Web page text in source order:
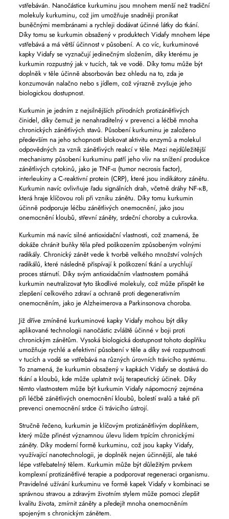
vstřebáván. Nanočástice kurkuminu jsou mnohem menší než tradiční
molekuly kurkuminu, což jim umožňuje snadněji pronikat
buněčnými membránami a rychleji dodávat účinné látky do tkání.
Díky tomu se kurkumin obsažený v produktech Vidafy mnohem lépe
vstřebává a má větší účinnost v působení. A co víc, kurkuminové
kapky Vidafy se vyznačují jedinečným složením, díky kterému je
kurkumin rozpustný jak v tucích, tak ve vodě. Díky tomu může být
doplněk v těle účinně absorbován bez ohledu na to, zda je
konzumován nalačno nebo s jídlem, což výrazně zvyšuje jeho
biologickou dostupnost.
Kurkumin je jedním z nejsilnějších přírodních protizánětlivých
činidel, díky čemuž je nenahraditelný v prevenci a léčbě mnoha
chronických zánětlivých stavů. Působení kurkuminu je založeno
především na jeho schopnosti blokovat aktivitu enzymů a molekul
odpovědných za vznik zánětlivých reakcí v těle. Mezi nejdůležitější
mechanismy působení kurkuminu patří jeho vliv na snížení produkce
zánětlivých cytokinů, jako je TNF-α (tumor necrosis factor),
interleukiny a C-reaktivní protein (CRP), které jsou indikátory zánětu.
Kurkumin navíc ovlivňuje řadu signálních drah, včetně dráhy NF-κB,
která hraje klíčovou roli při vzniku zánětu. Díky tomu kurkumin
účinně podporuje léčbu zánětlivých onemocnění, jako jsou
onemocnění kloubů, střevní záněty, srdeční choroby a cukrovka.
Kurkumin má navíc silné antioxidační vlastnosti, což znamená, že
dokáže chránit buňky těla před poškozením způsobeným volnými
radikály. Chronický zánět vede k tvorbě velkého množství volných
radikálů, které následně přispívají k poškození tkání a urychlují
proces stárnutí. Díky svým antioxidačním vlastnostem pomáhá
kurkumin neutralizovat tyto škodlivé molekuly, což může přispět ke
zlepšení celkového zdraví a ochraně proti degenerativním
onemocněním, jako je Alzheimerova a Parkinsonova choroba.
Již dříve zmíněné kurkuminové kapky Vidafy mohou být díky
aplikované technologii nanočástic zvláště účinné v boji proti
chronickým zánětům. Vysoká biologická dostupnost tohoto doplňku
umožňuje rychlé a efektivní působení v těle a díky své rozpustnosti
v tucích a vodě se vstřebává na různých úrovních trávicího systému.
To znamená, že kurkumin obsažený v kapkách Vidafy se dostává do
tkání a kloubů, kde může uplatnit svůj terapeutický účinek. Díky
těmto vlastnostem může být kurkumin Vidafy nápomocný zejména
při léčbě zánětlivých onemocnění kloubů, bolestí svalů a také při
prevenci onemocnění srdce či trávicího ústrojí.
Stručně řečeno, kurkumin je klíčovým protizánětlivým doplňkem,
který může přinést významnou úlevu lidem trpícím chronickými
záněty. Díky moderní formě kurkuminu, což jsou kapky Vidafy,
využívající nanotechnologii, je doplněk nejen účinnější, ale také
lépe vstřebatelný tělem. Kurkumin může být důležitým prvkem
komplexní protizánětlivé terapie a podporovat regeneraci organismu.
Pravidelné užívání kurkuminu ve formě kapek Vidafy v kombinaci se
správnou stravou a zdravým životním stylem může pomoci zlepšit
kvalitu života, zmírnit záněty a předejít mnoha onemocněním
spojeným s chronickým zánětem.